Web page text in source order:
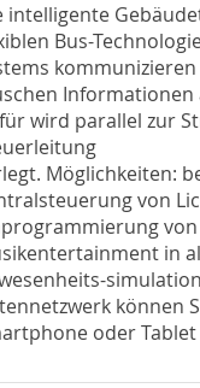
intelligente
Bus-
Informationen
wird parallel zur
Möglichkeiten:
von
in
können
oder